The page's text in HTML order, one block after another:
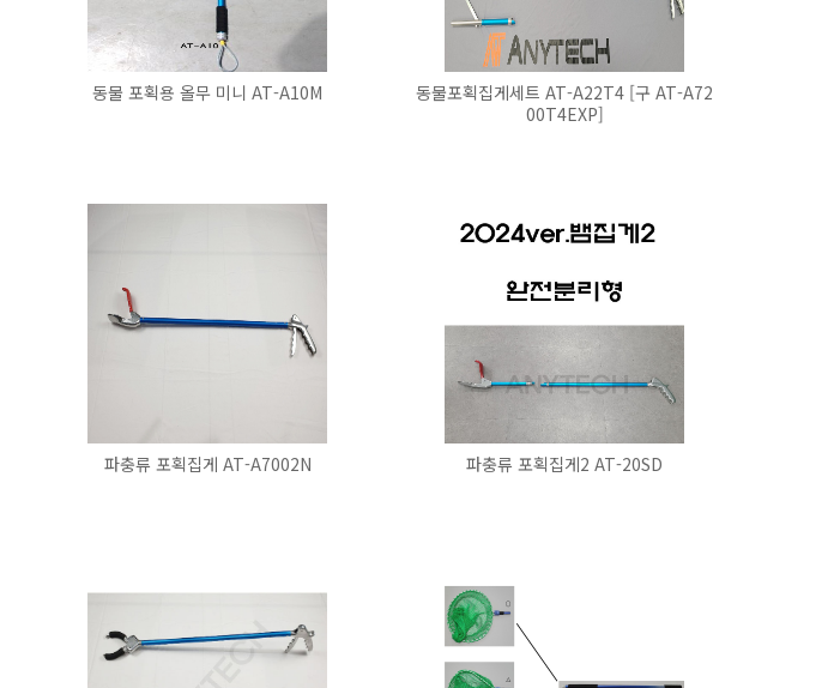
동물 포획용 올무 미니 AT-A10M
동물포획집게세트 AT-A22T4 [구 AT-A72
00T4EXP]
파충류 포획집게 AT-A7002N 파충류 포획집게2 AT-20SD